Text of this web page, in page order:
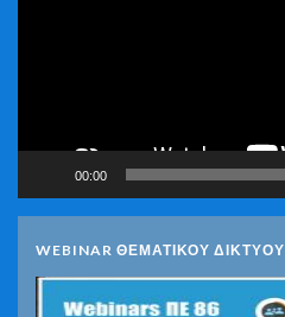
00:00
WEBINAR ΘΕΜΑΤΙΚΟΥ ΔΙΚΤΥΟΥ